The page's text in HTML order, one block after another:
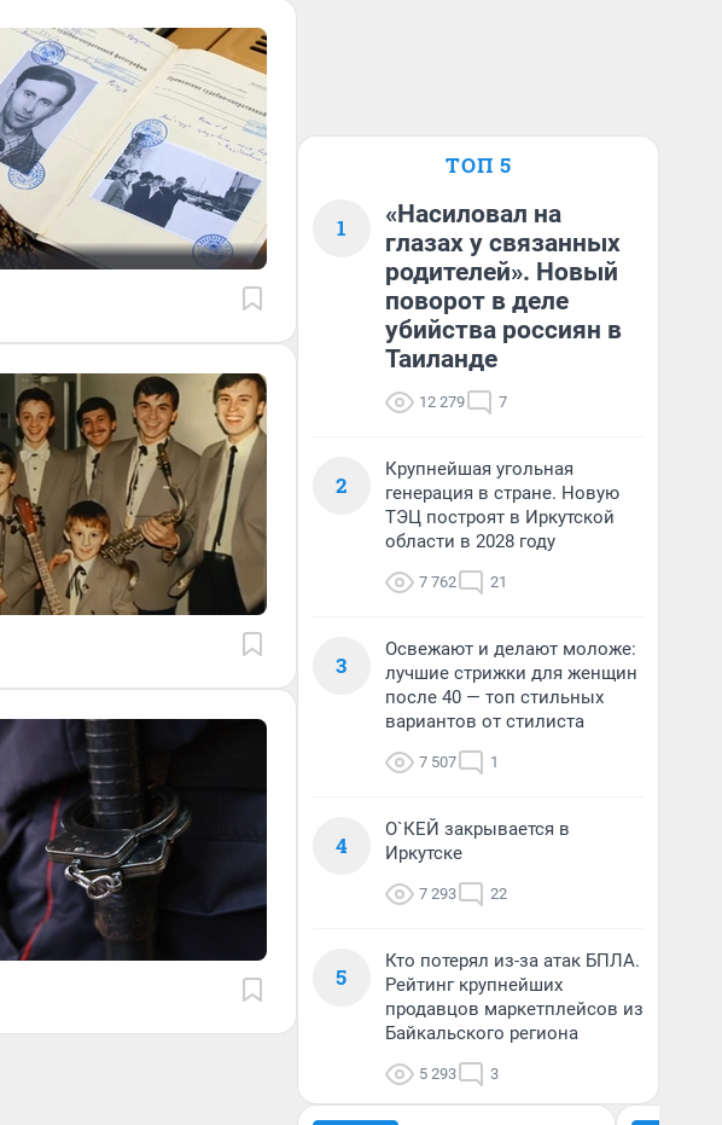
ТОП 5
1
«Насиловал на
глазах у связанных
родителей». Новый
поворот в деле
убийства россиян в
Таиланде
12 279 7
2
Крупнейшая угольная
генерация в стране. Новую
ТЭЦ построят в Иркутской
области в 2028 году
7 762 21
3
Освежают и делают моложе:
лучшие стрижки для женщин
после 40 — топ стильных
вариантов от стилиста
7 507 1
4
О`КЕЙ закрывается в
Иркутске
7 293 22
5
Кто потерял из-за атак БПЛА.
Рейтинг крупнейших
продавцов маркетплейсов из
Байкальского региона
5 293 3